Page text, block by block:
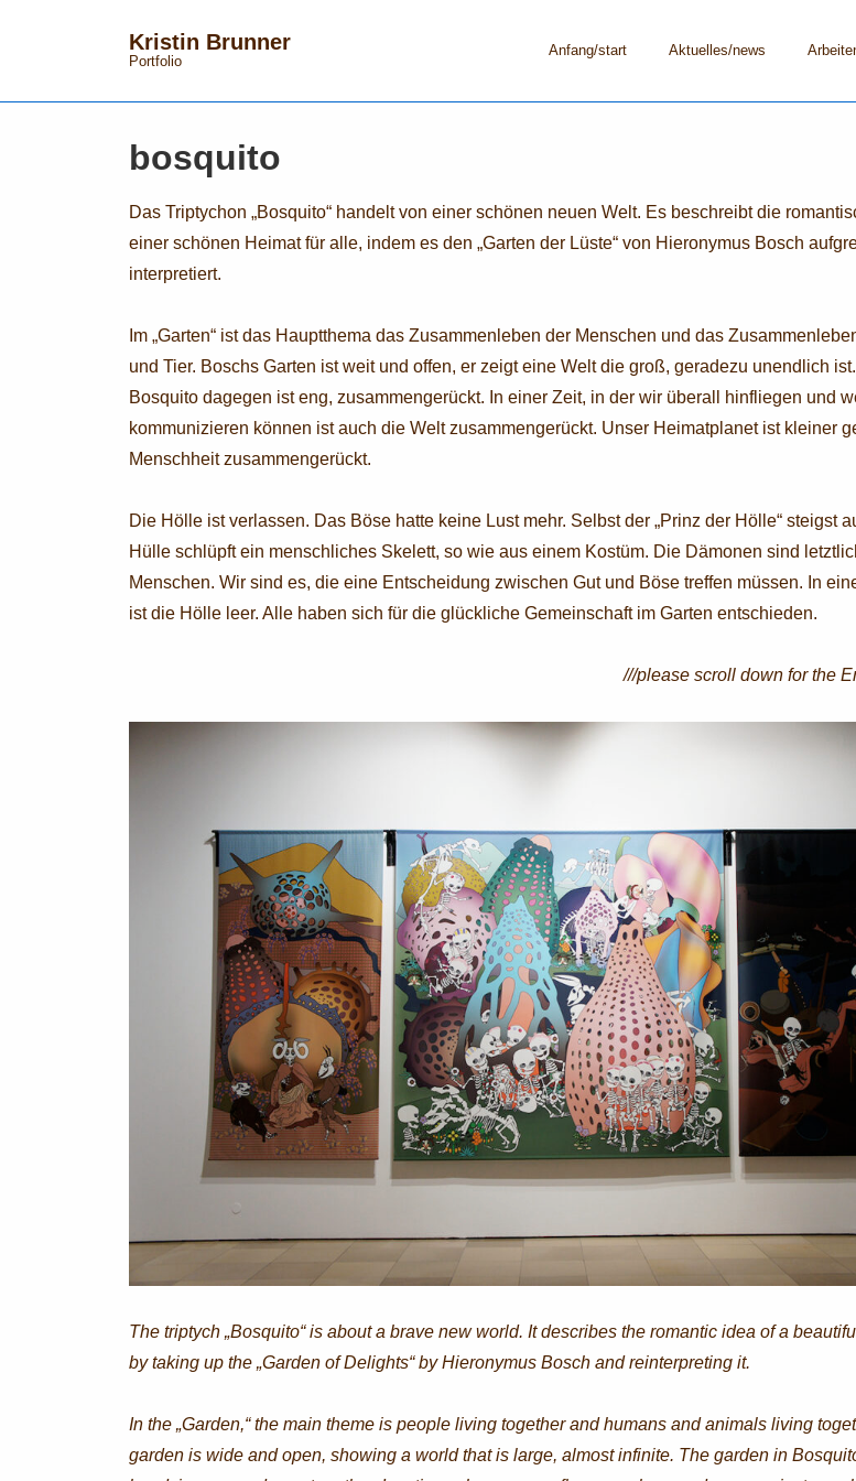
Kristin Brunner
Portfolio
Hauptnavigation
Anfang/start Aktuelles/news
bosquito
Das Triptychon „Bosquito“ handelt von einer schönen neuen Welt. Es beschreibt die
einer schönen Heimat für alle, indem es den „Garten der Lüste“ von Hieronymus Bosch
interpretiert.
Im „Garten“ ist das Hauptthema das Zusammenleben der Menschen und das
und Tier. Boschs Garten ist weit und offen, er zeigt eine Welt die groß, geradezu unendlich
Bosquito dagegen ist eng, zusammengerückt. In einer Zeit, in der wir überall hinfliegen und
kommunizieren können ist auch die Welt zusammengerückt. Unser Heimatplanet ist kleiner
Menschheit zusammengerückt.
Die Hölle ist verlassen. Das Böse hatte keine Lust mehr. Selbst der „Prinz der Hölle“ steigst
Hülle schlüpft ein menschliches Skelett, so wie aus einem Kostüm. Die Dämonen sind
Menschen. Wir sind es, die eine Entscheidung zwischen Gut und Böse treffen müssen. In
ist die Hölle leer. Alle haben sich für die glückliche Gemeinschaft im Garten entschieden.
///please scroll down for the
The triptych „Bosquito“ is about a brave new world. It describes the romantic idea of a
by taking up the „Garden of Delights“ by Hieronymus Bosch and reinterpreting it.
In the „Garden,“ the main theme is people living together and humans and animals living
garden is wide and open, showing a world that is large, almost infinite. The garden in